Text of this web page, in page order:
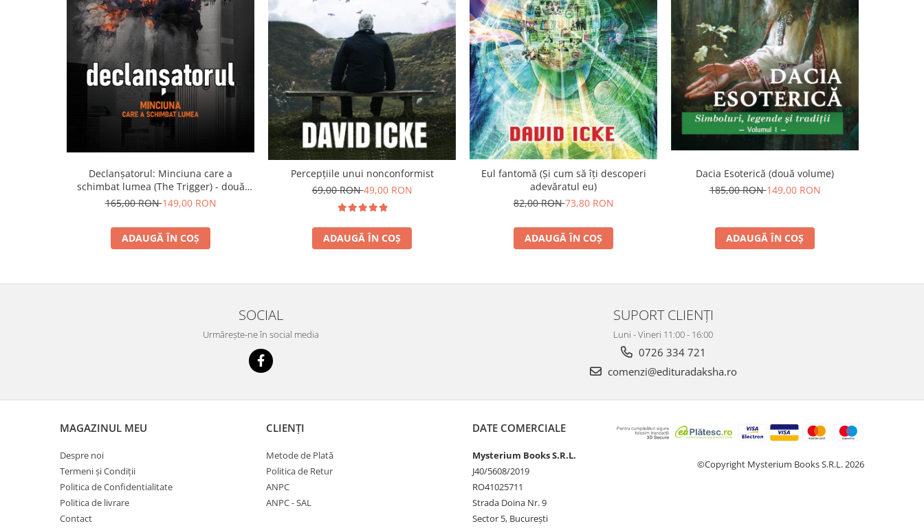
Declanșatorul: Minciuna care a
schimbat lumea (The Trigger) - două
volume
165,00 RON149,00 RON
ADAUGĂ ÎN COȘ
Percepțiile unui nonconformist
69,00 RON49,00 RON
ADAUGĂ ÎN COȘ
Eul fantomă (Și cum să îți descoperi
adevăratul eu)
82,00 RON73,80 RON
ADAUGĂ ÎN COȘ
Dacia Esoterică (două volume)
185,00 RON149,00 RON
ADAUGĂ ÎN COȘ
SOCIAL
Urmărește-ne în social media
SUPORT CLIENȚI
Luni - Vineri 11:00 - 16:00
0726 334 721
comenzi@edituradaksha.ro
MAGAZINUL MEU
Despre noi
Termeni și Condiții
Politica de Confidentialitate
Politica de livrare
Contact
CLIENȚI
Metode de Plată
Politica de Retur
ANPC
ANPC - SAL
DATE COMERCIALE
Mysterium Books S.R.L.
J40/5608/2019
RO41025711
Strada Doina Nr. 9
Sector 5, București
©Copyright Mysterium Books S.R.L. 2026